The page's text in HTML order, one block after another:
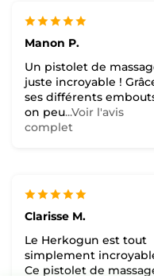
Manon P.
Un pistolet de
juste incroyable !
ses différents
on peu...Voir l'avis
complet
Clarisse M.
Le Herkogun est tout
simplement
Ce pistolet de